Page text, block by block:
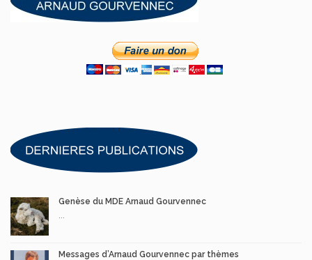
Genèse du MDE Arnaud Gourvennec
Messages d’Arnaud Gourvennec par thèmes